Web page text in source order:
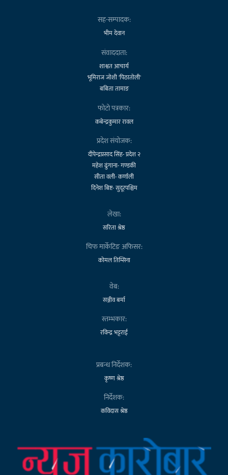
सह-सम्पादक:
भीम देवान
संवाददाता:
शाश्वत आचार्य
भूमिराज जोशी 'पिठातोली'
बबिता तामाङ
फोटो पत्रकार:
कबेन्द्रकुमार रावल
प्रदेश संयोजक:
दीपेन्द्रप्रसाद सिंह- प्रदेश २
महेश ढुंगाना- गण्डकी
सीता वली- कर्णाली
दिनेश बिष्ट- सुदूरपश्चिम
लेखा:
सरिता श्रेष्ठ
चिफ मार्केटिङ अफिसर:
कोमल तिम्सिना
वेब:
सञ्जीव बर्मा
स्तम्भकार:
रविन्द्र भट्टराई
प्रबन्ध निर्देशक:
कृष्ण श्रेष्ठ
निर्देशक:
कविदास श्रेष्ठ